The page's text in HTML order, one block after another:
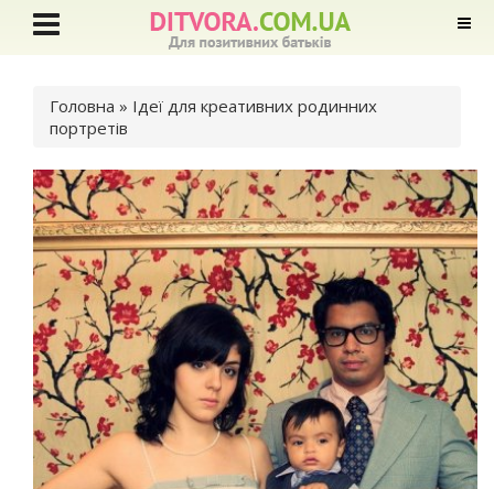
Ви є тут
Головна » Ідеї для креативних родинних
портретів